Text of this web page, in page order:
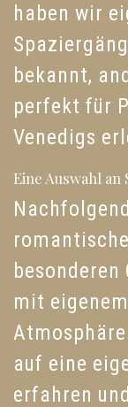
haben wir
bekannt,
perfekt für
Venedigs
Eine Auswahl
mit
auf eine
erfahren